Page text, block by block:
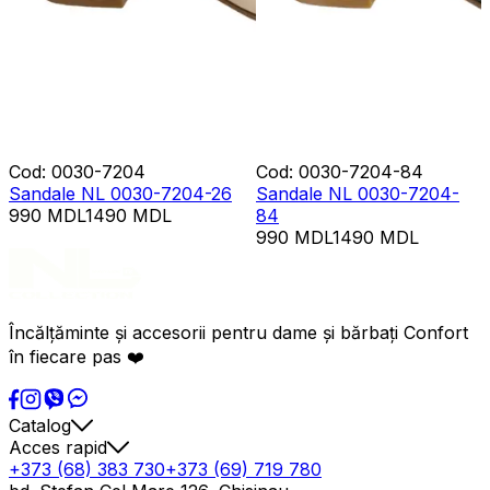
Cod: 0030-7204
Sandale NL 0030-7204-26
990 MDL1490 MDL
Cod: 0030-7204-84
Sandale NL 0030-7204-
84
990 MDL1490 MDL
Încălțăminte și accesorii pentru dame și bărbați Confort
în fiecare pas ❤️
Catalog
Acces rapid
+373 (68) 383 730+373 (69) 719 780